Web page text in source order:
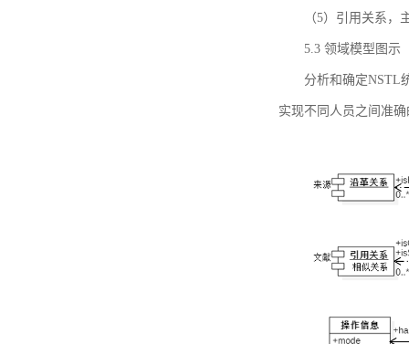
（5）引用关系，
5.3 领域模型图示
分析和确定NSTL
实现不同人员之间准